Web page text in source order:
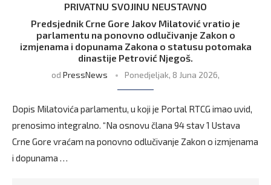
PRIVATNU SVOJINU NEUSTAVNO
Predsjednik Crne Gore Jakov Milatović vratio je
parlamentu na ponovno odlučivanje Zakon o
izmjenama i dopunama Zakona o statusu potomaka
dinastije Petrović Njegoš.
od PressNews Ponedjeljak, 8 Juna 2026,
Dopis Milatovića parlamentu, u koji je Portal RTCG imao uvid,
prenosimo integralno. “Na osnovu člana 94 stav 1 Ustava
Crne Gore vraćam na ponovno odlučivanje Zakon o izmjenama
i dopunama …